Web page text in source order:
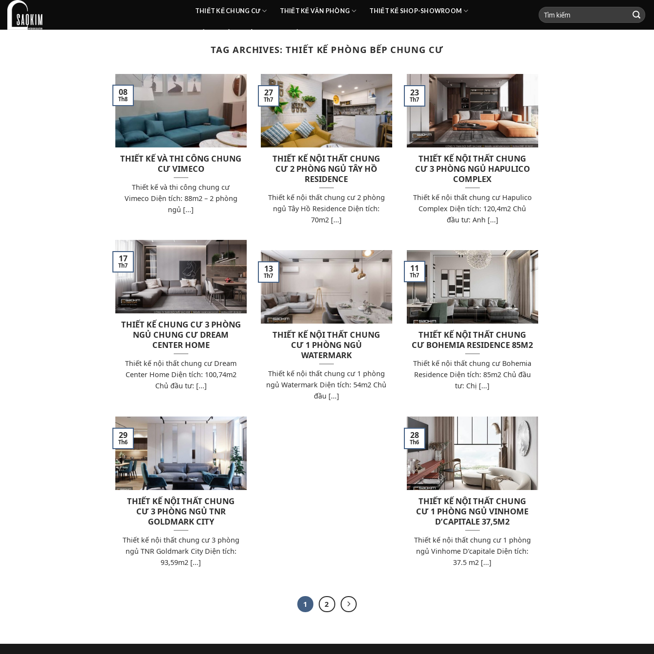
Skip
content
THIẾT KẾ CHUNG CƯ THIẾT KẾ VĂN PHÒNG THIẾT KẾ SHOP-SHOWROOM
TAG ARCHIVES:THIẾT KẾ PHÒNG BẾP CHUNG CƯ
THIẾT KẾ VÀ THI CÔNG CHUNG
CƯ VIMECO
Thiết kế và thi công chung cư
Vimeco Diện tích: 88m2 – 2 phòng
ngủ [...]
08
Th8
THIẾT KẾ NỘI THẤT CHUNG
CƯ 2 PHÒNG NGỦ TÂY HỒ
RESIDENCE
Thiết kế nội thất chung cư 2 phòng
ngủ Tây Hồ Residence Diện tích:
70m2 [...]
27
Th7
THIẾT KẾ NỘI THẤT CHUNG
CƯ 3 PHÒNG NGỦ HAPULICO
COMPLEX
Thiết kế nội thất chung cư Hapulico
Complex Diện tích: 120,4m2 Chủ
đầu tư: Anh [...]
23
Th7
THIẾT KẾ CHUNG CƯ 3 PHÒNG
NGỦ CHUNG CƯ DREAM
CENTER HOME
Thiết kế nội thất chung cư Dream
Center Home Diện tích: 100,74m2
Chủ đầu tư: [...]
17
Th7
THIẾT KẾ NỘI THẤT CHUNG
CƯ 1 PHÒNG NGỦ
WATERMARK
Thiết kế nội thất chung cư 1 phòng
ngủ Watermark Diện tích: 54m2 Chủ
đầu [...]
13
Th7
THIẾT KẾ NỘI THẤT CHUNG
CƯ BOHEMIA RESIDENCE 85M2
Thiết kế nội thất chung cư Bohemia
Residence Diện tích: 85m2 Chủ đầu
tư: Chị [...]
11
Th7
THIẾT KẾ NỘI THẤT CHUNG
CƯ 3 PHÒNG NGỦ TNR
GOLDMARK CITY
Thiết kế nội thất chung cư 3 phòng
ngủ TNR Goldmark City Diện tích:
93,59m2 [...]
29
Th6
THIẾT KẾ NỘI THẤT CHUNG
CƯ 1 PHÒNG NGỦ VINHOME
D’CAPITALE 37,5M2
Thiết kế nội thất chung cư 1 phòng
ngủ Vinhome D’capitale Diện tích:
37.5 m2 [...]
28
Th6
1 2